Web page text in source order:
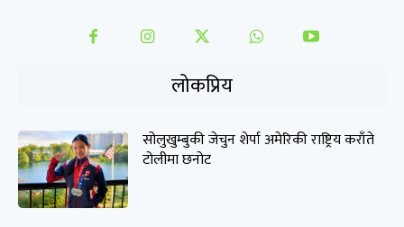
लोकप्रिय
सोलुखुम्बुकी जेचुन शेर्पा अमेरिकी राष्ट्रिय कराँते
टोलीमा छनोट